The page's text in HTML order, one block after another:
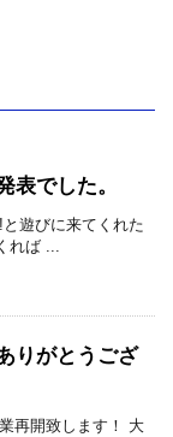
表でした。
遊びに来てくれた
れば ...
りがとうござ
再開致します！ 大